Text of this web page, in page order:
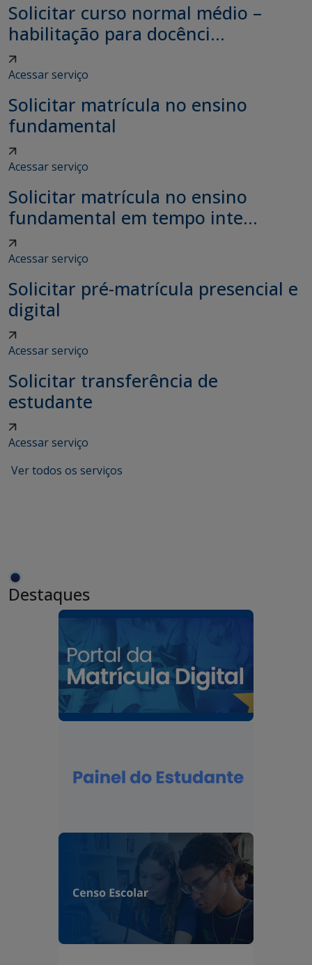
Solicitar curso normal médio –
habilitação para docênci...
Acessar serviço
Solicitar matrícula no ensino
fundamental
Acessar serviço
Solicitar matrícula no ensino
fundamental em tempo inte...
Acessar serviço
Solicitar pré-matrícula presencial e
digital
Acessar serviço
Solicitar transferência de
estudante
Acessar serviço
Ver todos os serviços
Destaques